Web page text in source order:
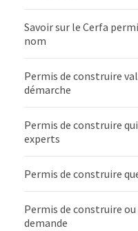
Savoir sur le Cerfa
nom
Permis de construire
démarche
Permis de construire
experts
Permis de construire
Permis de construire
demande